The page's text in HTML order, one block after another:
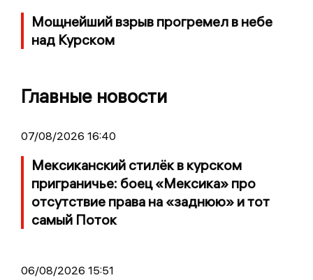
Мощнейший взрыв прогремел в небе
над Курском
Главные новости
07/08/2026 16:40
Мексиканский стилёк в курском
приграничье: боец «Мексика» про
отсутствие права на «заднюю» и тот
самый Поток
06/08/2026 15:51